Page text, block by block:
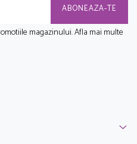
magazinului. Afla mai multe